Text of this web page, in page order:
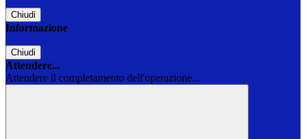
Chiudi
Informazione
Chiudi
Attendere...
Attendere il completamento dell'operazione...